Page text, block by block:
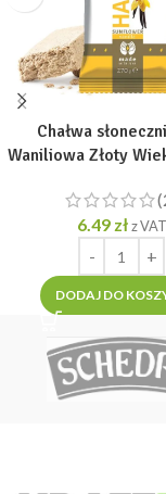
Chałwa
Waniliowa Złoty
6.49 zł z VAT
DODAJ DO